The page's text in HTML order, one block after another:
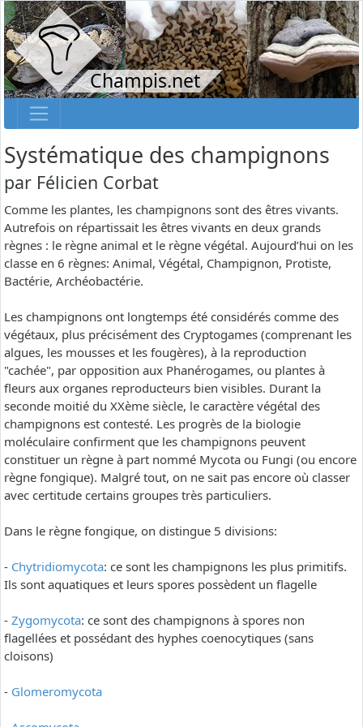
Champis.net
Systématique des champignons
par Félicien Corbat
Comme les plantes, les champignons sont des êtres vivants.
Autrefois on répartissait les êtres vivants en deux grands
règnes : le règne animal et le règne végétal. Aujourd’hui on les
classe en 6 règnes: Animal, Végétal, Champignon, Protiste,
Bactérie, Archéobactérie.
Les champignons ont longtemps été considérés comme des
végétaux, plus précisément des Cryptogames (comprenant les
algues, les mousses et les fougères), à la reproduction
"cachée", par opposition aux Phanérogames, ou plantes à
fleurs aux organes reproducteurs bien visibles. Durant la
seconde moitié du XXème siècle, le caractère végétal des
champignons est contesté. Les progrès de la biologie
moléculaire confirment que les champignons peuvent
constituer un règne à part nommé Mycota ou Fungi (ou encore
règne fongique). Malgré tout, on ne sait pas encore où classer
avec certitude certains groupes très particuliers.
Dans le règne fongique, on distingue 5 divisions:
- Chytridiomycota: ce sont les champignons les plus primitifs.
Ils sont aquatiques et leurs spores possèdent un flagelle
- Zygomycota: ce sont des champignons à spores non
flagellées et possédant des hyphes coenocytiques (sans
cloisons)
- Glomeromycota